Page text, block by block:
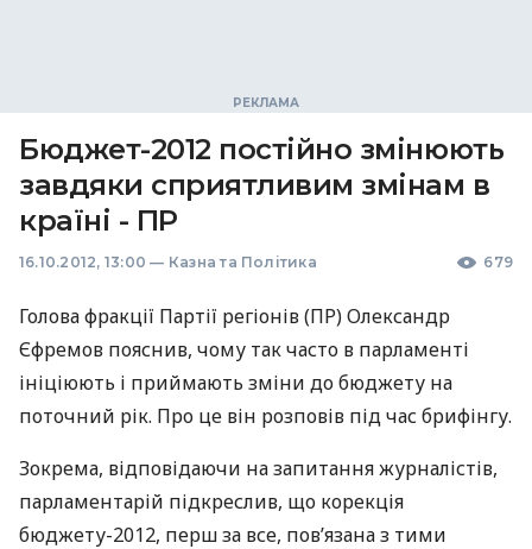
Бюджет-2012 постійно змінюють
завдяки сприятливим змінам в
країні - ПР
16.10.2012, 13:00 — Казна та Політика 679
Голова фракції Партії регіонів (ПР) Олександр
Єфремов пояснив, чому так часто в парламенті
ініціюють і приймають зміни до бюджету на
поточний рік. Про це він розповів під час брифінгу.
Зокрема, відповідаючи на запитання журналістів,
парламентарій підкреслив, що корекція
бюджету-2012, перш за все, пов’язана з тими